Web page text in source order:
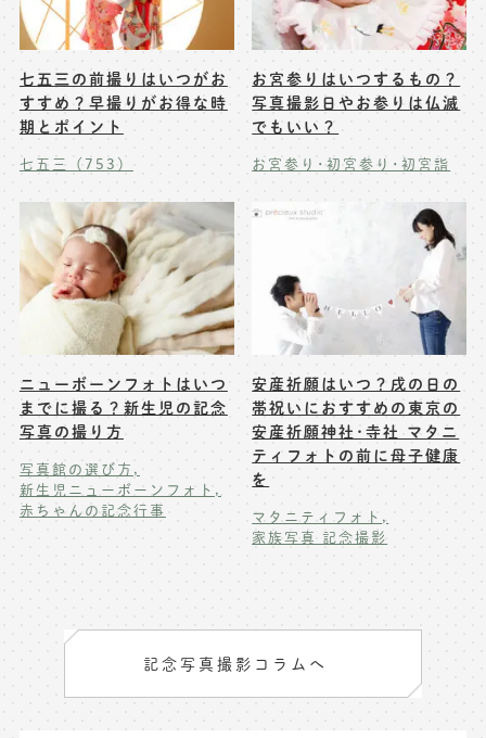
七五三の前撮りはいつがお
すすめ？早撮りがお得な時
期とポイント
七五三（753）
お宮参りはいつするもの？
写真撮影日やお参りは仏滅
でもいい？
お宮参り･初宮参り･初宮詣
ニューボーンフォトはいつ
までに撮る？新生児の記念
写真の撮り方
写真館の選び方
新生児ニューボーンフォト
赤ちゃんの記念行事
安産祈願はいつ？戌の日の
帯祝いにおすすめの東京の
安産祈願神社･寺社 マタニ
ティフォトの前に母子健康
を
マタニティフォト
家族写真 記念撮影
記念写真撮影コラムへ